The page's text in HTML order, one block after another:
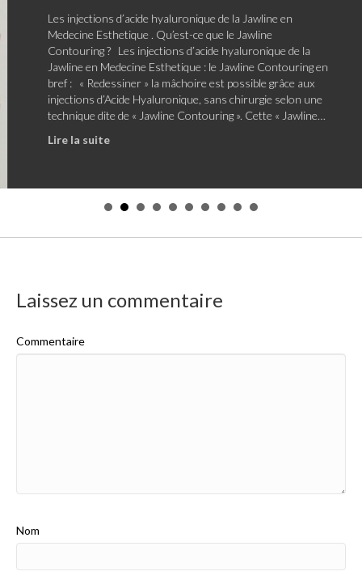
Les injections d’acide hyaluronique de la Jawline en
Medecine Esthetique . Qu’est-ce que le Jawline
Contouring ? Les injections d’acide hyaluronique de la
Jawline en Medecine Esthetique : le Jawline Contouring en
bref : « Redessiner » la mâchoire est possible grâce aux
injections d’Acide Hyaluronique, sans chirurgie selon une
technique dite de « Jawline Contouring ». Cette « Jawline…
Lire la suiteabout Les injections d’acide hyaluronique de la
Laissez un commentaire
Commentaire
Nom